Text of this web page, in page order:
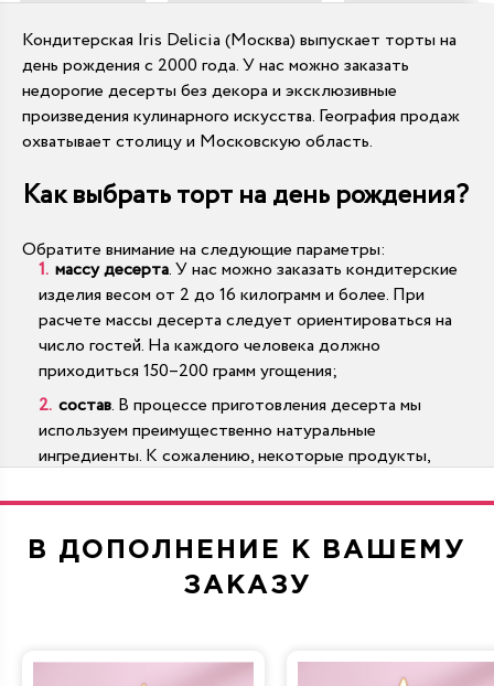
Кондитерская Iris Delicia (Москва) выпускает торты на
день рождения с 2000 года. У нас можно заказать
недорогие десерты без декора и эксклюзивные
произведения кулинарного искусства. География продаж
охватывает столицу и Московскую область.
Как выбрать торт на день рождения?
Обратите внимание на следующие параметры:
массу десерта. У нас можно заказать кондитерские
изделия весом от 2 до 16 килограмм и более. При
расчете массы десерта следует ориентироваться на
число гостей. На каждого человека должно
приходиться 150–200 грамм угощения;
состав. В процессе приготовления десерта мы
используем преимущественно натуральные
ингредиенты. К сожалению, некоторые продукты,
сильными аллергенами и могут вызвать проблемы со
ограничений мы всегда готовы предложить несколько
альтернативных решений. Это особенно важно, если
заказчика диапазона цен торт на день рождения могут
В ДОПОЛНЕНИЕ К ВАШЕМУ
ЗАКАЗУ